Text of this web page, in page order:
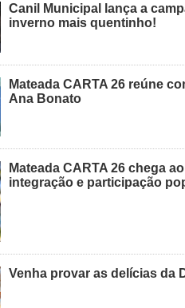
Canil Municipal lança a
inverno mais quentinho!
Mateada CARTA 26 reúne
Ana Bonato
Mateada CARTA 26 chega
integração e participação
Venha provar as delícias da